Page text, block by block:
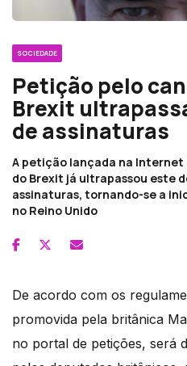
SOCIEDADE
Petição pelo
Brexit
de assinaturas
A petição lançada na
do Brexit já ultrapassou este
assinaturas, tornando-se a
no Reino Unido
De acordo com os
promovida pela britânica
no portal de petições, será